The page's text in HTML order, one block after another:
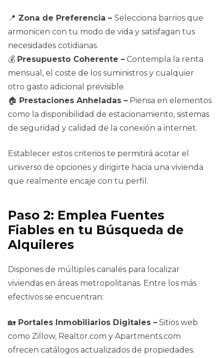
📍 Zona de Preferencia – Selecciona barrios que
armonicen con tu modo de vida y satisfagan tus
necesidades cotidianas.
💰 Presupuesto Coherente – Contempla la renta
mensual, el coste de los suministros y cualquier
otro gasto adicional previsible.
🏠 Prestaciones Anheladas – Piensa en elementos
como la disponibilidad de estacionamiento, sistemas
de seguridad y calidad de la conexión a internet.
Establecer estos criterios te permitirá acotar el
universo de opciones y dirigirte hacia una vivienda
que realmente encaje con tu perfil.
Paso 2: Emplea Fuentes
Fiables en tu Búsqueda de
Alquileres
Dispones de múltiples canales para localizar
viviendas en áreas metropolitanas. Entre los más
efectivos se encuentran:
🏡 Portales Inmobiliarios Digitales – Sitios web
como Zillow, Realtor.com y Apartments.com
ofrecen catálogos actualizados de propiedades.